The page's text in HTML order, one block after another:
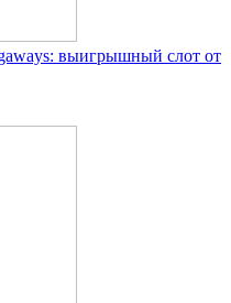
выигрышный слот от